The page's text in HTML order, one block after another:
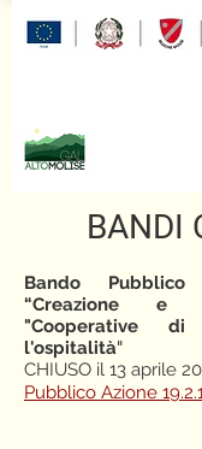
BANDI
Bando Pubblico
“Creazione e
"Cooperative
l'ospitalità"
CHIUSO il 13 aprile
Pubblico Azione